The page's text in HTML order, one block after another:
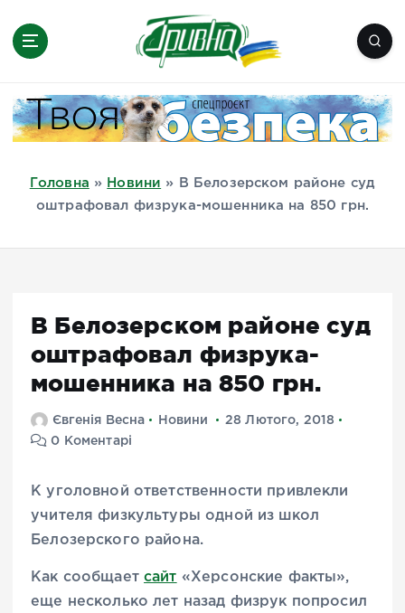
Миколаїв, Одеса, Мелітополь
Головна » Новини »
В Белозерском районе суд
оштрафовал физрука-мошенника на 850 грн.
В Белозерском районе суд
оштрафовал физрука-
мошенника на 850 грн.
Євгенія Весна Новини
28 Лютого, 2018
0 Коментарі
К уголовной ответственности привлекли
учителя физкультуры одной из школ
Белозерского района.
Как сообщаетсайт «Херсонские факты»,
еще несколько лет назад физрук попросил